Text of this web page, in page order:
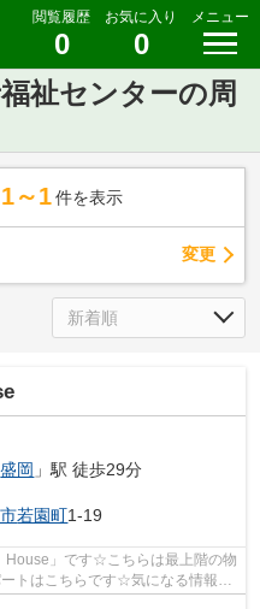
閲覧履歴
0
お気に入り
0
メニュー
祉センターの周
1～1 件を表示
変更
盛岡 」駅 徒歩29分
若園町1-19
」です☆こちらは最上階の物
トはこちらです☆気になる情報を